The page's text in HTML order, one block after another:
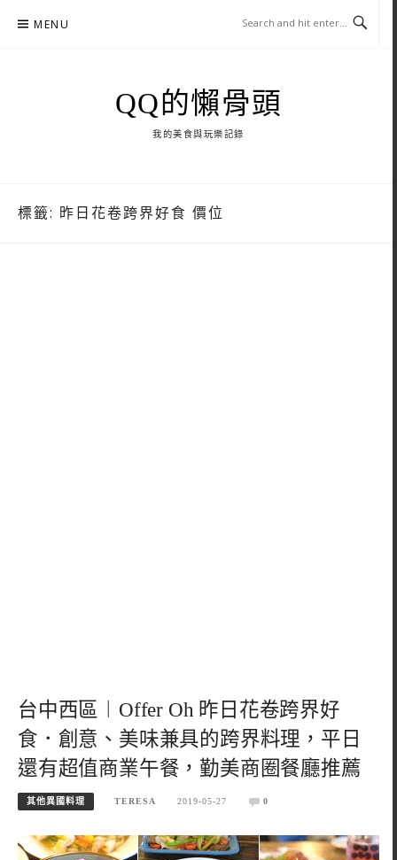
MENU
QQ的懶骨頭
我的美食與玩樂記錄
標籤: 昨日花卷跨界好食 價位
台中西區︱Offer Oh 昨日花卷跨界好
食．創意、美味兼具的跨界料理，平日
還有超值商業午餐，勤美商圈餐廳推薦
其他異國料理 TERESA 2019-05-27 0